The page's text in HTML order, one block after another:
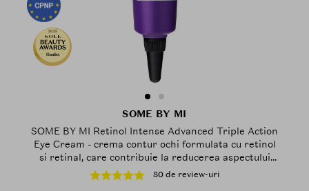
2025
Finalist
SOME BY MI
SOME BY MI Retinol Intense Advanced Triple Action
Eye Cream - crema contur ochi formulata cu retinol
si retinal, care contribuie la reducerea aspectului
liniilor fine si al ridurilor si la metinerea unui aspect
odihnit al zonei perioculare - 10 ml
80 de review-uri